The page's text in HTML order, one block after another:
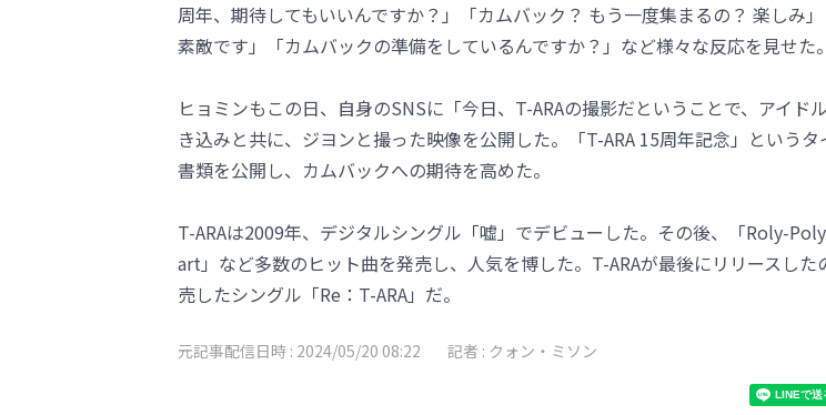
周年、期待してもいいんですか？」「カムバック？ もう一度集まるの？ 楽しみ
素敵です」「カムバックの準備をしているんですか？」など様々な反応を見せた。
ヒョミンもこの日、自身のSNSに「今日、T-ARAの撮影だということで、アイド
き込みと共に、ジヨンと撮った映像を公開した。「T-ARA 15周年記念」という
書類を公開し、カムバックへの期待を高めた。
T-ARAは2009年、デジタルシングル「嘘」でデビューした。その後、「Roly-
art」など多数のヒット曲を発売し、人気を博した。T-ARAが最後にリリースした
売したシングル「Re：T-ARA」だ。
元記事配信日時 : 2024/05/20 08:22 記者 : クォン・ミソン